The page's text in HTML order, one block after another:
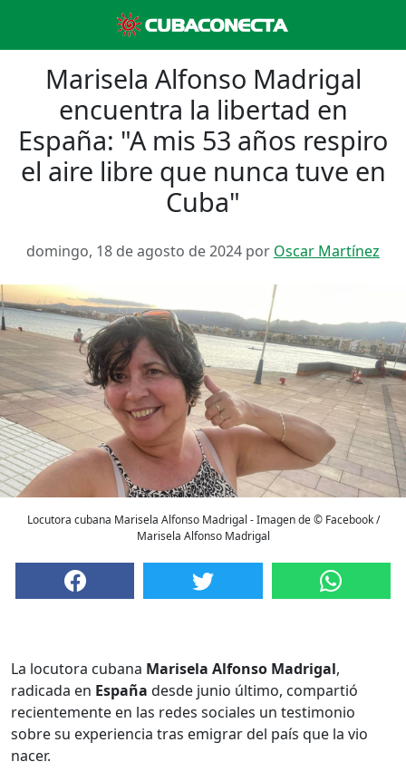
Marisela Alfonso Madrigal
encuentra la libertad en
España: "A mis 53 años respiro
el aire libre que nunca tuve en
Cuba"
domingo, 18 de agosto de 2024 por Oscar Martínez
Locutora cubana Marisela Alfonso Madrigal - Imagen de © Facebook /
Marisela Alfonso Madrigal
La locutora cubana Marisela Alfonso Madrigal,
radicada en España desde junio último, compartió
recientemente en las redes sociales un testimonio
sobre su experiencia tras emigrar del país que la vio
nacer.